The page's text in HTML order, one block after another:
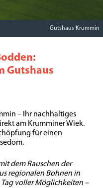
Gutshaus Krummin
Gutshaus
– Ihr nachhaltiges
am Krumminer Wiek.
für einen
dem Rauschen der
regionalen Bohnen in
voller Möglichkeiten –